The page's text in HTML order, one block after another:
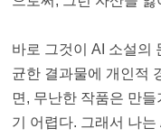
바로 그것이 AI 소설의
균한 결과물에 개인적
면, 무난한 작품은 만
기 어렵다. 그래서 나